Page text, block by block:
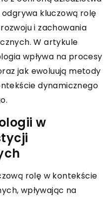
kluczową rolę
i zachowania
W artykule
wpływa na procesy
jak ewoluują metody
dynamicznego
w
rolę w kontekście
wpływając na